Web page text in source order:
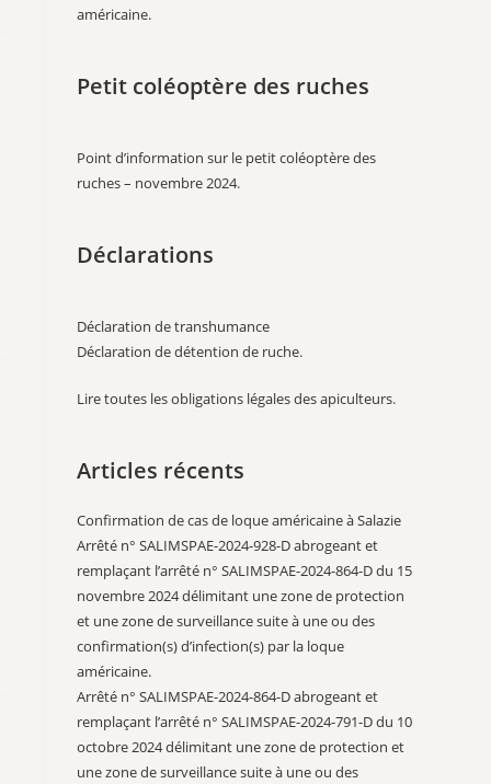
américaine.
Petit coléoptère des ruches
Point d’information sur le petit coléoptère des
ruches – novembre 2024.
Déclarations
Déclaration de transhumance
Déclaration de détention de ruche.
Lire toutes les obligations légales des apiculteurs.
Articles récents
Confirmation de cas de loque américaine à Salazie
Arrêté n° SALIMSPAE-2024-928-D abrogeant et
remplaçant l’arrêté n° SALIMSPAE-2024-864-D du 15
novembre 2024 délimitant une zone de protection
et une zone de surveillance suite à une ou des
confirmation(s) d’infection(s) par la loque
américaine.
Arrêté n° SALIMSPAE-2024-864-D abrogeant et
remplaçant l’arrêté n° SALIMSPAE-2024-791-D du 10
octobre 2024 délimitant une zone de protection et
une zone de surveillance suite à une ou des